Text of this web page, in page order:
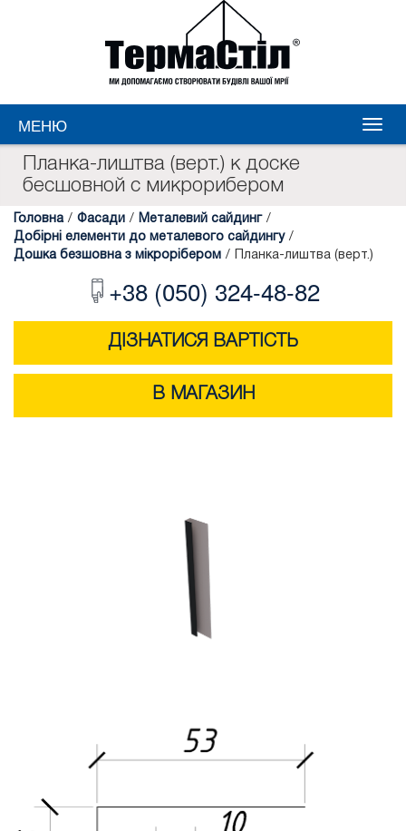
МЕНЮ
Планка-лиштва (верт.) к доске
бесшовной с микрорибером
Головна / Фасади / Металевий сайдинг /
Добірні елементи до металевого сайдингу /
Дошка безшовна з мікрорібером / Планка-лиштва (верт.)
+38 (050) 324-48-82
ДІЗНАТИСЯ ВАРТІСТЬ
В МАГАЗИН